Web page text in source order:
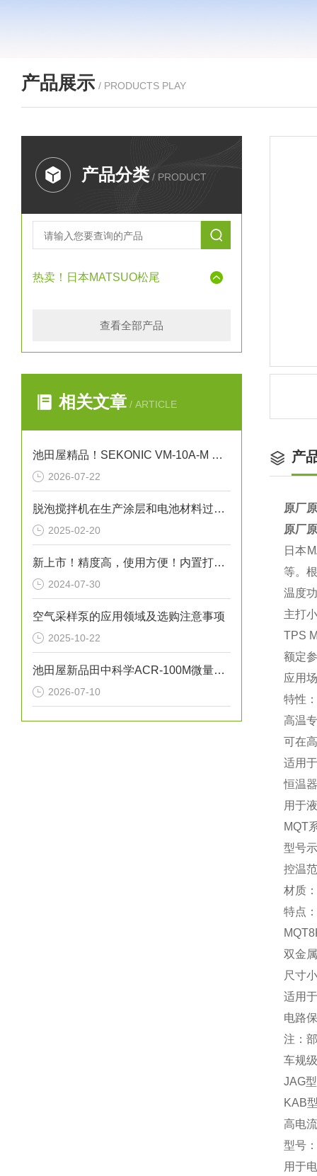
产品展示 / PRODUCTS PLAY
产品分类 / PRODUCT
热卖！日本MATSUO松尾
查看全部产品
相关文章 / ARTICLE
池田屋精品！SEKONIC VM-10A-M 振动式粘度计
2026-07-22
脱泡搅拌机在生产涂层和电池材料过程中的作用
2025-02-20
新上市！精度高，使用方便！内置打印机/膜厚计L-500
2024-07-30
空气采样泵的应用领域及选购注意事项
2025-10-22
池田屋新品田中科学ACR-100M微量残碳含量测试仪
2026-07-10
产
原厂
原厂
日本
等。
温度
主打‌
‌TPS
额定
应用
特性
高温
可在‌
适用
恒温
用于
‌MQT
型号
控温
材质
特点
双金
尺寸
适用
电路
注：
车规
‌JAG
‌KAB
高电
型号
用于